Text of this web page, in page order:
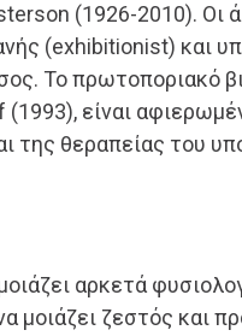
(1926-2010). Οι
(exhibitionist) και
Το πρωτοποριακό
είναι
της θεραπείας του
αρκετά
ζεστός και